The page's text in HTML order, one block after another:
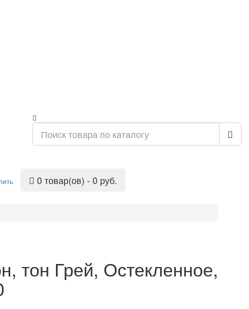
0 товар(ов) - 0 руб.
тон Грей, Остекленное,